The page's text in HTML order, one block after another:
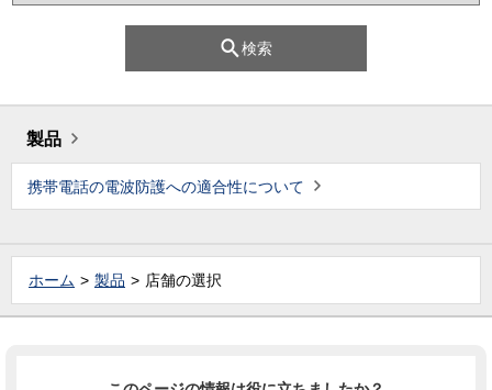
検索
製品
携帯電話の電波防護への適合性について
ホーム 製品 店舗の選択